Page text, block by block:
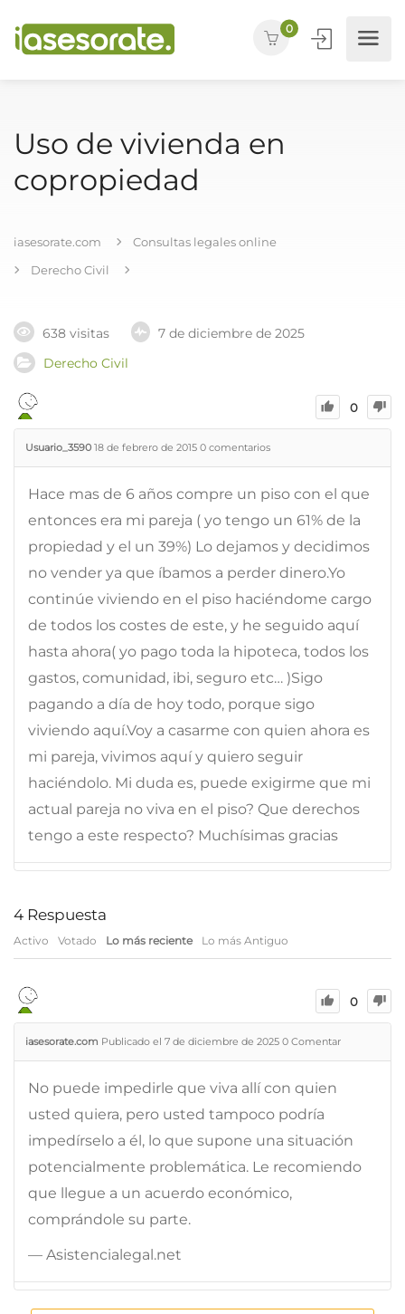
0
Uso de vivienda en
copropiedad
iasesorate.com
Consultas legales online
Derecho Civil
638 visitas
7 de diciembre de 2025
Derecho Civil
0
Usuario_3590 18 de febrero de 2015 0 comentarios
Hace mas de 6 años compre un piso con el que
entonces era mi pareja ( yo tengo un 61% de la
propiedad y el un 39%) Lo dejamos y decidimos
no vender ya que íbamos a perder dinero.Yo
continúe viviendo en el piso haciéndome cargo
de todos los costes de este, y he seguido aquí
hasta ahora( yo pago toda la hipoteca, todos los
gastos, comunidad, ibi, seguro etc… )Sigo
pagando a día de hoy todo, porque sigo
viviendo aquí.Voy a casarme con quien ahora es
mi pareja, vivimos aquí y quiero seguir
haciéndolo. Mi duda es, puede exigirme que mi
actual pareja no viva en el piso? Que derechos
tengo a este respecto? Muchísimas gracias
4 Respuesta
Activo Votado Lo más reciente Lo más Antiguo
0
iasesorate.com Publicado el 7 de diciembre de 2025 0 Comentar
No puede impedirle que viva allí con quien
usted quiera, pero usted tampoco podría
impedírselo a él, lo que supone una situación
potencialmente problemática. Le recomiendo
que llegue a un acuerdo económico,
comprándole su parte.
— Asistencialegal.net